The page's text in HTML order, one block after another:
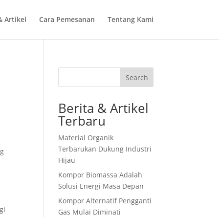
Artikel Cara Pemesanan Tentang Kami
Search
Berita & Artikel
Terbaru
Material Organik
Terbarukan Dukung Industri
Hijau
Kompor Biomassa Adalah
Solusi Energi Masa Depan
Kompor Alternatif Pengganti
Gas Mulai Diminati